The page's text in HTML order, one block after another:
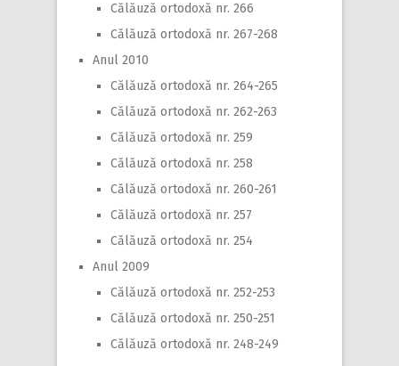
Călăuză ortodoxă nr. 266
Călăuză ortodoxă nr. 267-268
Anul 2010
Călăuză ortodoxă nr. 264-265
Călăuză ortodoxă nr. 262-263
Călăuză ortodoxă nr. 259
Călăuză ortodoxă nr. 258
Călăuză ortodoxă nr. 260-261
Călăuză ortodoxă nr. 257
Călăuză ortodoxă nr. 254
Anul 2009
Călăuză ortodoxă nr. 252-253
Călăuză ortodoxă nr. 250-251
Călăuză ortodoxă nr. 248-249